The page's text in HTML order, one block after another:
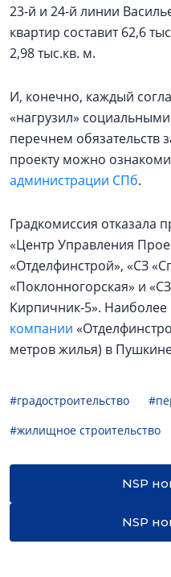
23-й и 24-й линии
квартир составит 62,6
2,98 тыс.кв. м.
И, конечно, каждый
«нагрузил»
перечнем обязательств
проекту можно
администрации СПб.
Градкомиссия отказала
«Центр Управления
«Отделфинстрой», «СЗ
«Поклонногорская» и
Кирпичник-5». Наиболее
компании
метров жилья) в
#градостроительство
#жилищное строительство
NSP
NSP